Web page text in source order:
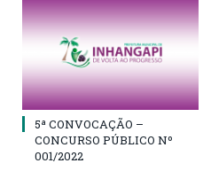
5ª CONVOCAÇÃO –
CONCURSO PÚBLICO Nº
001/2022